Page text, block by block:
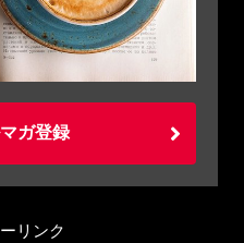
ガ登録
リンク